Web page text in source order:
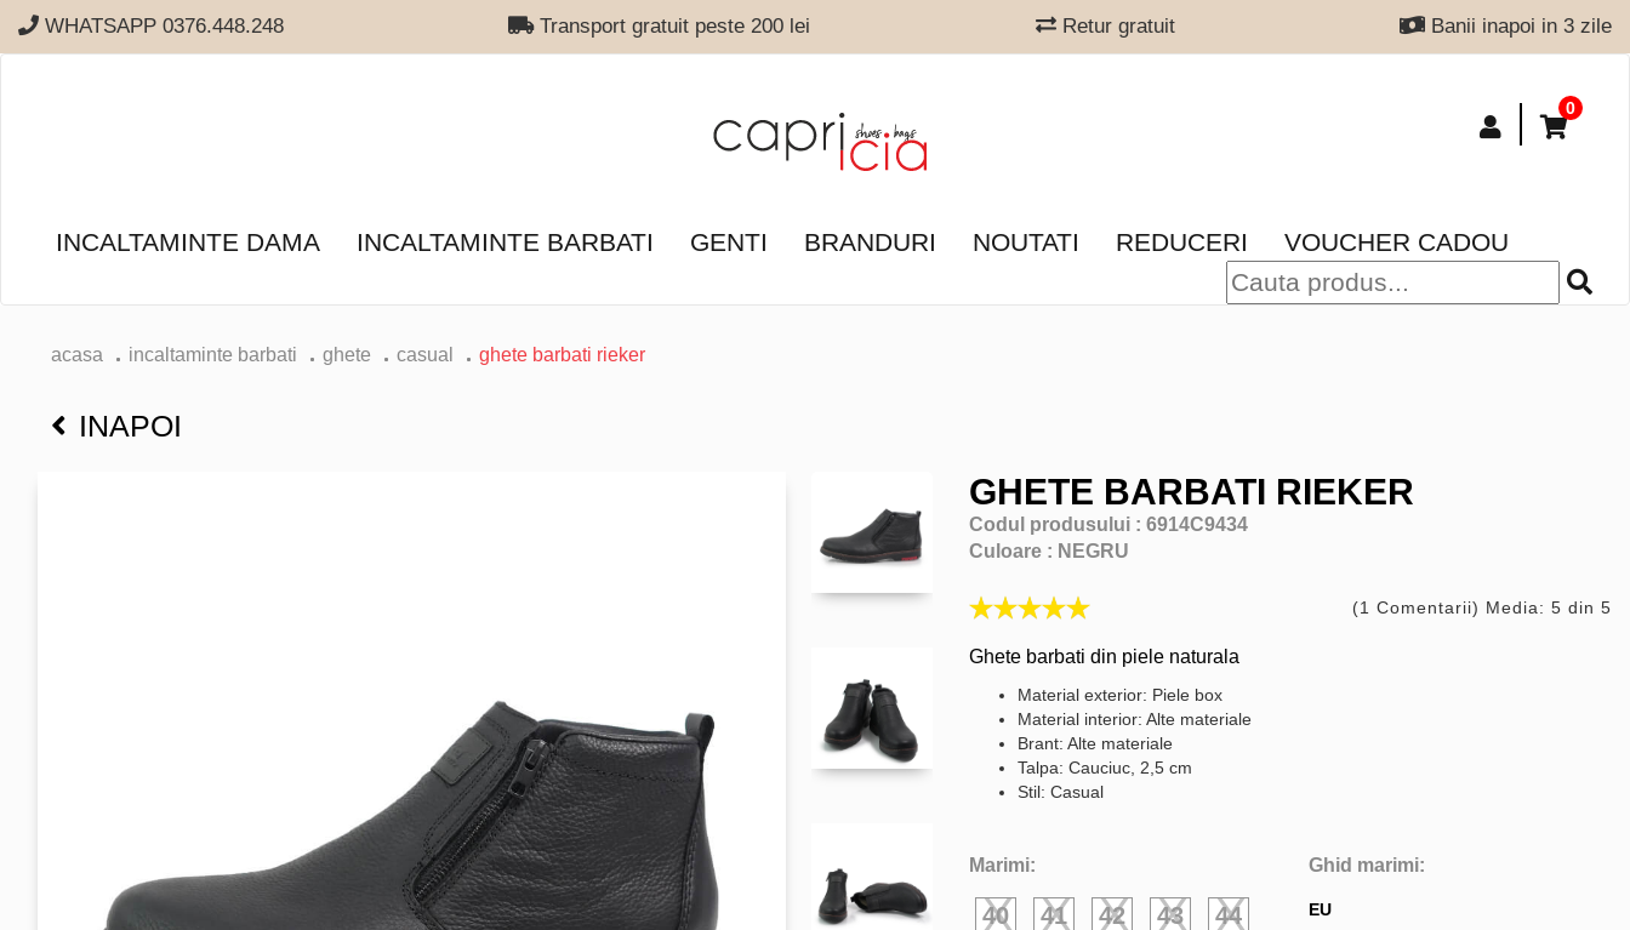
WHATSAPP 0376.448.248 Transport gratuit peste 200 lei Retur gratuit Banii inapoi in 3 zile
0
INCALTAMINTE DAMA INCALTAMINTE BARBATI GENTI BRANDURI NOUTATI REDUCERI VOUCHER CADOU
acasa incaltaminte barbati ghete casual ghete barbati rieker
INAPOI
GHETE BARBATI RIEKER
Codul produsului : 6914C9434
Culoare : NEGRU
(1 Comentarii) Media: 5 din 5
Ghete barbati din piele naturala
Material exterior: Piele box
Material interior: Alte materiale
Brant: Alte materiale
Talpa: Cauciuc, 2,5 cm
Stil: Casual
Marimi:
40 41 42 43 44
Ghid marimi:
EU